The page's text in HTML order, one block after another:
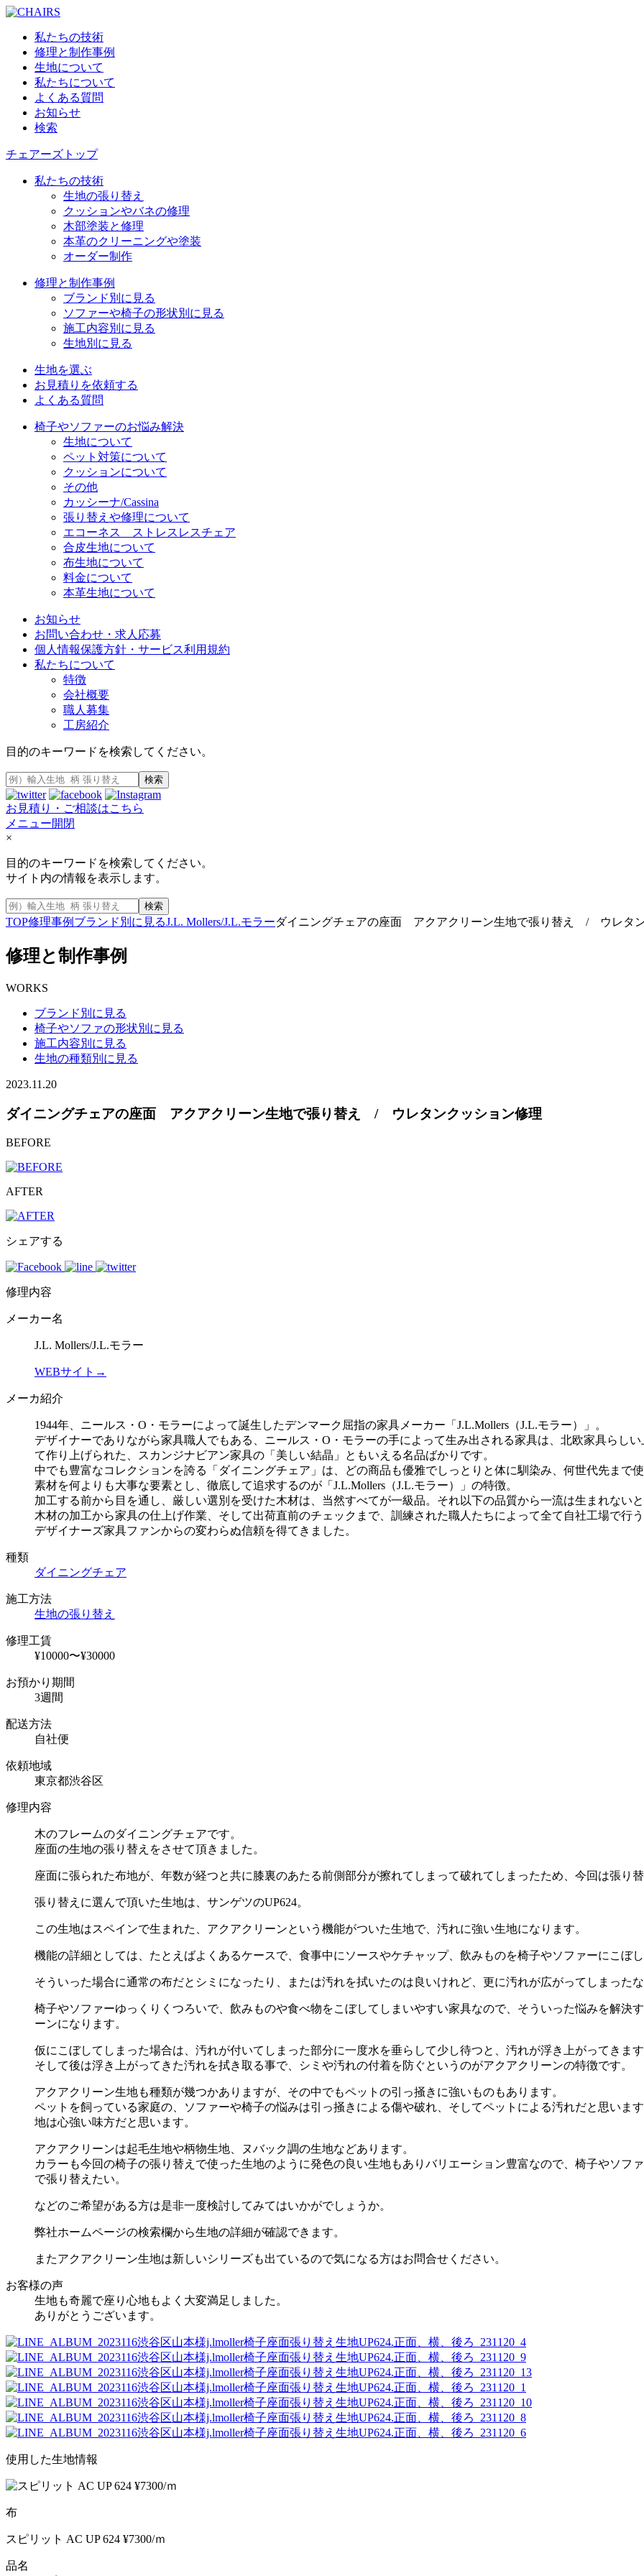
私たちの技術
修理と制作事例
生地について
私たちについて
よくある質問
お知らせ
検索
チェアーズトップ
私たちの技術
生地の張り替え
クッションやバネの修理
木部塗装と修理
本革のクリーニングや塗装
オーダー制作
修理と制作事例
ブランド別に見る
ソファーや椅子の形状別に見る
施工内容別に見る
生地別に見る
生地を選ぶ
お見積りを依頼する
よくある質問
椅子やソファーのお悩み解決
生地について
ペット対策について
クッションについて
その他
カッシーナ/Cassina
張り替えや修理について
エコーネス ストレスレスチェア
合皮生地について
布生地について
料金について
本革生地について
お知らせ
お問い合わせ・求人応募
個人情報保護方針・サービス利用規約
私たちについて
特徴
会社概要
職人募集
工房紹介
目的のキーワードを検索してください。
検索
お見積り・ご相談はこちら
メニュー開閉
×
目的のキーワードを検索してください。
サイト内の情報を表示します。
検索
TOP修理事例 ブランド別に見るJ.L. Mollers/J.L.モラーダイニングチェアの座面 アクアクリーン生地で張り替え / ウレタ
修理と制作事例
WORKS
ブランド別に見る
椅子やソファの形状別に見る
施工内容別に見る
生地の種類別に見る
2023.11.20
ダイニングチェアの座面 アクアクリーン生地で張り替え / ウレタンクッション修理
BEFORE
AFTER
シェアする
修理内容
メーカー名
J.L. Mollers/J.L.モラー
WEBサイト→
メーカ紹介
1944年、ニールス・O・モラーによって誕生したデンマーク屈指の家具メーカー「J.L.Mollers（J.L.モラー）」。
デザイナーでありながら家具職人でもある、ニールス・O・モラーの手によって生み出される家具は、北欧家具らし
て作り上げられた、スカンジナビアン家具の「美しい結晶」ともいえる名品ばかりです。
中でも豊富なコレクションを誇る「ダイニングチェア」は、どの商品も優雅でしっとりと体に馴染み、何世代先まで
素材を何よりも大事な要素とし、徹底して追求するのが「J.L.Mollers（J.L.モラー）」の特徴。
加工する前から目を通し、厳しい選別を受けた木材は、当然すべてが一級品。それ以下の品質から一流は生まれない
木材の加工から家具の仕上げ作業、そして出荷直前のチェックまで、訓練された職人たちによって全て自社工場で行
デザイナーズ家具ファンからの変わらぬ信頼を得てきました。
種類
ダイニングチェア
施工方法
生地の張り替え
修理工賃
¥10000〜¥30000
お預かり期間
3週間
配送方法
自社便
依頼地域
東京都渋谷区
修理内容
木のフレームのダイニングチェアです。
座面の生地の張り替えをさせて頂きました。
座面に張られた布地が、年数が経つと共に膝裏のあたる前側部分が擦れてしまって破れてしまったため、今回は張り
張り替えに選んで頂いた生地は、サンゲツのUP624。
この生地はスペインで生まれた、アクアクリーンという機能がついた生地で、汚れに強い生地になります。
機能の詳細としては、たとえばよくあるケースで、食事中にソースやケチャップ、飲みものを椅子やソファーにこぼ
そういった場合に通常の布だとシミになったり、または汚れを拭いたのは良いけれど、更に汚れが広がってしまった
椅子やソファーゆっくりくつろいで、飲みものや食べ物をこぼしてしまいやすい家具なので、そういった悩みを解決
ーンになります。
仮にこぼしてしまった場合は、汚れが付いてしまった部分に一度水を垂らして少し待つと、汚れが浮き上がってきます
そして後は浮き上がってきた汚れを拭き取る事で、シミや汚れの付着を防ぐというのがアクアクリーンの特徴です。
アクアクリーン生地も種類が幾つかありますが、その中でもペットの引っ掻きに強いものもあります。
ペットを飼っている家庭の、ソファーや椅子の悩みは引っ掻きによる傷や破れ、そしてペットによる汚れだと思いま
地は心強い味方だと思います。
アクアクリーンは起毛生地や柄物生地、ヌバック調の生地などあります。
カラーも今回の椅子の張り替えで使った生地のように発色の良い生地もありバリエーション豊富なので、椅子やソフ
で張り替えたい。
などのご希望がある方は是非一度検討してみてはいかがでしょうか。
弊社ホームページの検索欄から生地の詳細が確認できます。
またアクアクリーン生地は新しいシリーズも出ているので気になる方はお問合せください。
お客様の声
生地も奇麗で座り心地もよく大変満足しました。
ありがとうございます。
使用した生地情報
布
スピリット AC UP 624 ¥7300/ｍ
品名